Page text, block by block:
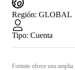
Región: GLOBAL
Tipo: Cuenta
Fortnite ofrece una amplia